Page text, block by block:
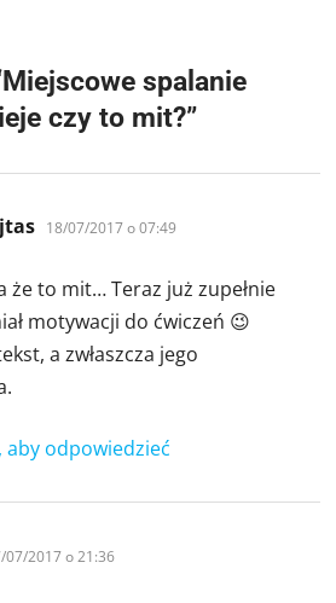
Miejscowe spalanie
czy to mit?”
pisze:
18/07/2017 o 07:49
że to mit… Teraz już zupełnie
motywacji do ćwiczeń 😉
a zwłaszcza jego
aby odpowiedzieć
07/2017 o 21:36